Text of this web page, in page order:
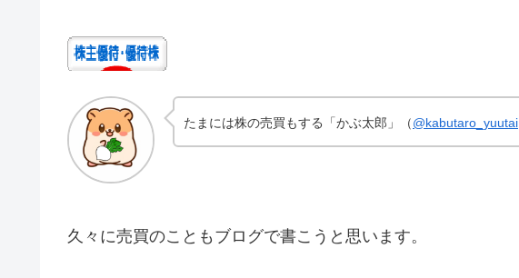
たまには株の売買もする「かぶ太郎」（@kabutaro_yuutai
久々に売買のこともブログで書こうと思います。